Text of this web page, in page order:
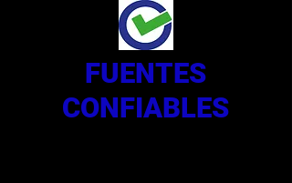
FUENTES
CONFIABLES